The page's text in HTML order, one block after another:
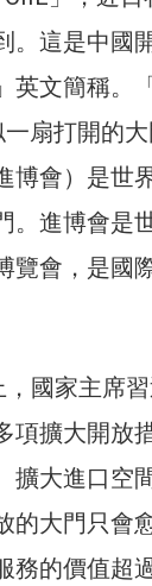
。這是中國
英文簡稱。
扇打開的
博會）是世
。進博會是
覽會，是國
國家主席
項擴大開放
擴大進口空
的大門只會
務的價值超